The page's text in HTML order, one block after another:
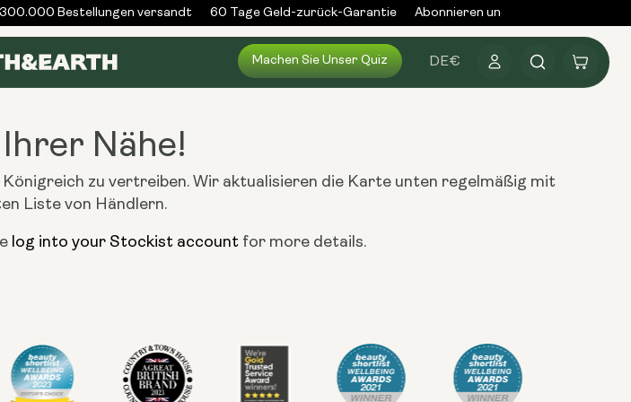
Bestellungen versandt 60 Tage Geld-zurück-Garantie Abonnieren und bis zu 25% sparen
Machen Sie Unser Quiz DE€ Anmelden Warenkorb
Nähe!
zu vertreiben. Wir aktualisieren die Karte unten regelmäßig mit
Liste von Händlern.
log into your Stockist account for more details.